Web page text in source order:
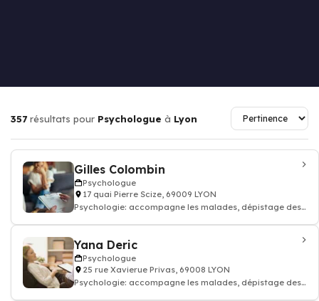
357 résultats pour Psychologue à Lyon
Gilles Colombin
Psychologue
17 quai Pierre Scize, 69009 LYON
Psychologie: accompagne les malades, dépistage des
Yana Deric
Psychologue
25 rue Xavierue Privas, 69008 LYON
Psychologie: accompagne les malades, dépistage des